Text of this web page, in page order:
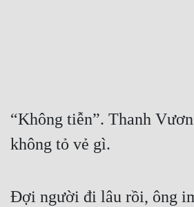
Truyện ngắn
Xa Lộ Dịch
Cung Đấu
“Không tiễn”. Thanh
không tỏ vẻ gì.
Đợi người đi lâu rồi, ông